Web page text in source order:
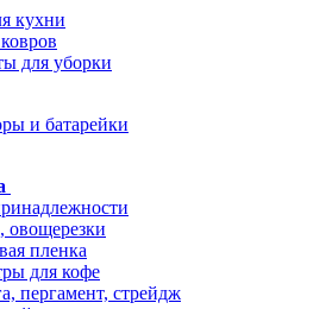
кухни
для уборки
и батарейки
овощерезки
пленка
для кофе
пергамент, стрейдж